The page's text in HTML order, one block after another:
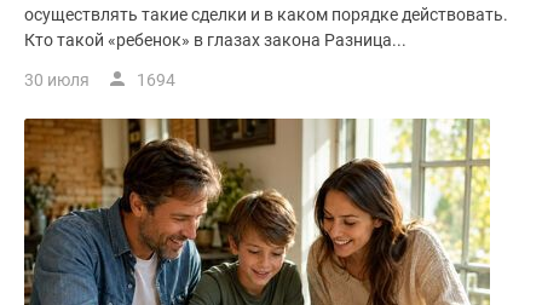
осуществлять такие сделки и в каком порядке действовать.
Кто такой «ребенок» в глазах закона Разница...
30 июля 1694